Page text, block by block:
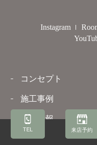
TEL 来店予約
Instagram
コンセプト
施工事例
最新情報
お客様の声